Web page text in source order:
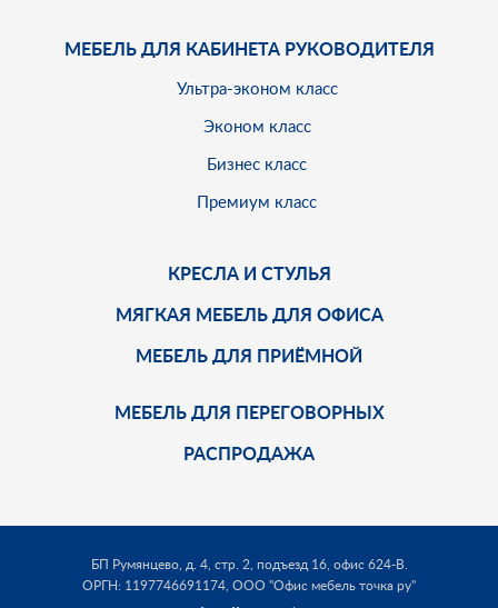
МЕБЕЛЬ ДЛЯ КАБИНЕТА РУКОВОДИТЕЛЯ
Ультра-эконом класс
Эконом класс
Бизнес класс
Премиум класс
КРЕСЛА И СТУЛЬЯ
МЯГКАЯ МЕБЕЛЬ ДЛЯ ОФИСА
МЕБЕЛЬ ДЛЯ ПРИЁМНОЙ
МЕБЕЛЬ ДЛЯ ПЕРЕГОВОРНЫХ
РАСПРОДАЖА
БП Румянцево, д. 4, стр. 2, подъезд 16, офис 624-В.
ОРГН: 1197746691174, ООО "Офис мебель точка ру"